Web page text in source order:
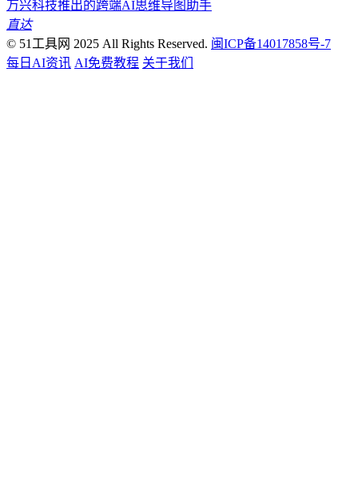
万兴科技推出的跨端AI思维导图助手
直达
© 51工具网 2025 All Rights Reserved. 闽ICP备14017858号-7
每日AI资讯 AI免费教程 关于我们